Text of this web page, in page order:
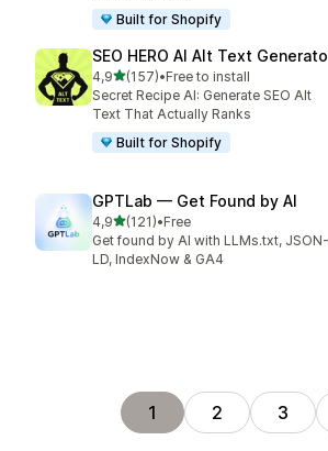
Built for Shopify
SEO HERO AI Alt Text
4,9stelle su 5
(157)
157 recensioni totali
•Free to install
Secret Recipe AI: Generate SEO Alt
Text That Actually Ranks
Built for Shopify
GPTLab — Get Found by AI
4,9stelle su 5
(121)
121 recensioni totali
•Free
Get found by AI with LLMs.txt, JSON-
LD, IndexNow & GA4
1 2 3